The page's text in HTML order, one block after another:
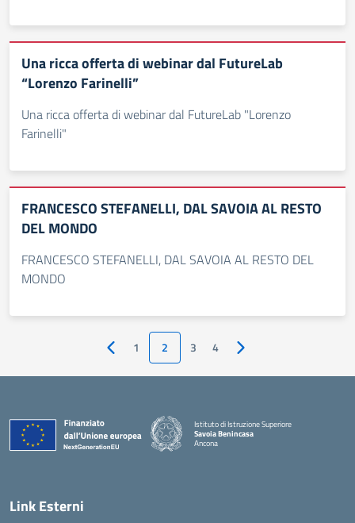
Una ricca offerta di webinar dal FutureLab
“Lorenzo Farinelli”
Una ricca offerta di webinar dal FutureLab "Lorenzo
Farinelli"
FRANCESCO STEFANELLI, DAL SAVOIA AL RESTO
DEL MONDO
FRANCESCO STEFANELLI, DAL SAVOIA AL RESTO DEL
MONDO
Pagina precedente
1 2 3 4 Pagina successiva
Istituto di Istruzione Superiore
Savoia Benincasa
Ancona
Link Esterni